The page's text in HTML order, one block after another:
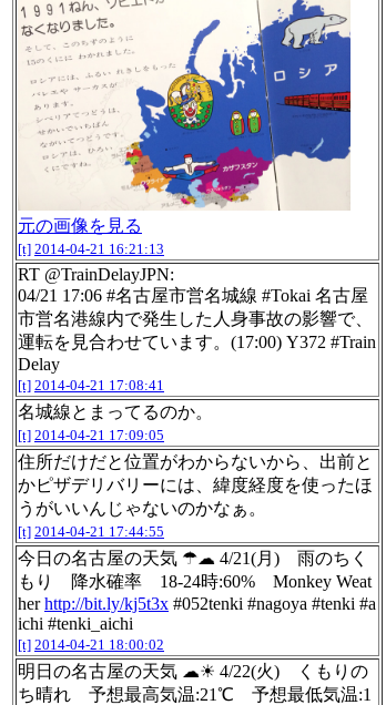
元の画像を見る
[t] 2014-04-21 16:21:13
RT @TrainDelayJPN:
04/21 17:06 #名古屋市営名城線 #Tokai 名古屋
市営名港線内で発生した人身事故の影響で、
運転を見合わせています。(17:00) Y372 #Train
Delay
[t] 2014-04-21 17:08:41
名城線とまってるのか。
[t] 2014-04-21 17:09:05
住所だけだと位置がわからないから、出前と
かピザデリバリーには、緯度経度を使ったほ
うがいいんじゃないのかなぁ。
[t] 2014-04-21 17:44:55
今日の名古屋の天気 ☂☁ 4/21(月) 雨のちく
もり 降水確率 18-24時:60% Monkey Weat
herhttp://bit.ly/kj5t3x #052tenki #nagoya #tenki #a
ichi #tenki_aichi
[t] 2014-04-21 18:00:02
明日の名古屋の天気 ☁☀ 4/22(火) くもりの
ち晴れ 予想最高気温:21℃ 予想最低気温:1